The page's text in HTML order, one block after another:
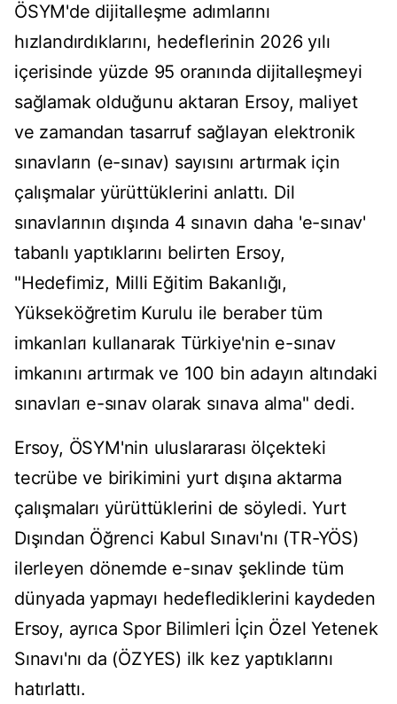
ÖSYM'de dijitalleşme adımlarını
hızlandırdıklarını, hedeflerinin 2026 yılı
içerisinde yüzde 95 oranında dijitalleşmeyi
sağlamak olduğunu aktaran Ersoy, maliyet
ve zamandan tasarruf sağlayan elektronik
sınavların (e-sınav) sayısını artırmak için
çalışmalar yürüttüklerini anlattı. Dil
sınavlarının dışında 4 sınavın daha 'e-sınav'
tabanlı yaptıklarını belirten Ersoy,
"Hedefimiz, Milli Eğitim Bakanlığı,
Yükseköğretim Kurulu ile beraber tüm
imkanları kullanarak Türkiye'nin e-sınav
imkanını artırmak ve 100 bin adayın altındaki
sınavları e-sınav olarak sınava alma" dedi.
Ersoy, ÖSYM'nin uluslararası ölçekteki
tecrübe ve birikimini yurt dışına aktarma
çalışmaları yürüttüklerini de söyledi. Yurt
Dışından Öğrenci Kabul Sınavı'nı (TR-YÖS)
ilerleyen dönemde e-sınav şeklinde tüm
dünyada yapmayı hedeflediklerini kaydeden
Ersoy, ayrıca Spor Bilimleri İçin Özel Yetenek
Sınavı'nı da (ÖZYES) ilk kez yaptıklarını
hatırlattı.